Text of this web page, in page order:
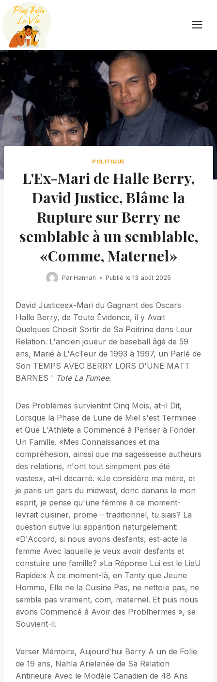
Skip
content
POLITIQUE
L'Ex-Mari de Halle Berry,
David Justice, Blâme la
Rupture sur Berry ne
semblable à un semblable,
«Comme, Maternel»
Par Hannah Publié le 13 août 2025
David Justiceex-Mari du Gagnant des Oscars
Halle Berry, de Toute Évidence, il y Avait
Quelques Choisit Sortir de Sa Poitrine dans Leur
Relation. L'ancien joueur de baseball âgé de 59
ans, Marié à L'AcTeur de 1993 à 1997, un Parlé de
Son TEMPS AVEC BERRY LORS D'UNE MATT
BARNES ' Tote La Fumee.
Des Problèmes survientnt Cinq Mois, at-il Dit,
Lorsque la Phase de Lune de Miel s'est Terminee
et Que L'Athlète a Commencé à Penser à Fonder
Un Famille. «Mes Connaissances et ma
compréhesion, ainssi que ma sagessesse autheurs
des relations, n'ont tout simpment pas été
vastes», at-il decarré. «Je considère ma mère, et
je paris un gars du midwest, donc danans le mon
esprit, je pense qu'une fémme à ce moment-
levrait cuisiner, prome – traditionnel, tu siais? La
question sutive lui apparition naturgelement:
«D'Accord, si nous avons desfants, est-acte la
femme Avec laquelle je veux avoir desfants et
constuire une famille? »La Réponse Lui est le LieU
Rapide:« À ce moment-là, en Tanty que Jeune
Homme, Elle ne la Cuisine Pas, ne nettoïe pas, ne
semble pas vrament, com, maternel. Et puis nous
avons Commencé à Avoir des Problhermes », se
Souvient-il.
Verser Mémoire, Aujourd'hui Berry A un de Folle
de 19 ans, Nahla Arielanée de Sa Relation
Antirieure Avec le Modèle Canadien de 48 Ans